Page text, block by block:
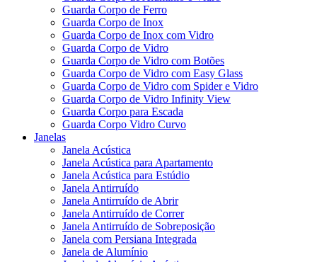
Guarda Corpo de Ferro
Guarda Corpo de Inox
Guarda Corpo de Inox com Vidro
Guarda Corpo de Vidro
Guarda Corpo de Vidro com Botões
Guarda Corpo de Vidro com Easy Glass
Guarda Corpo de Vidro com Spider e Vidro
Guarda Corpo de Vidro Infinity View
Guarda Corpo para Escada
Guarda Corpo Vidro Curvo
Janelas
Janela Acústica
Janela Acústica para Apartamento
Janela Acústica para Estúdio
Janela Antirruído
Janela Antirruído de Abrir
Janela Antirruído de Correr
Janela Antirruído de Sobreposição
Janela com Persiana Integrada
Janela de Alumínio